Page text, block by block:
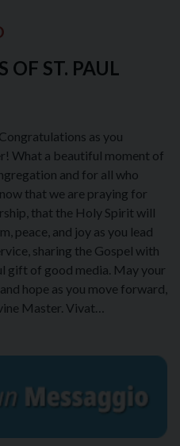
OF ST. PAUL
as you
What a beautiful moment of
and for all who
that we are praying for
that the Holy Spirit will
peace, and joy as you lead
sharing the Gospel with
gift of good media. May your
hope as you move forward,
Master. Vivat…